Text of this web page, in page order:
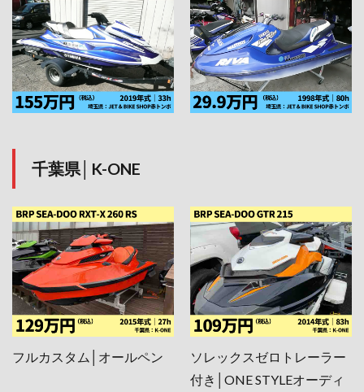
千葉県│K-ONE
フルカスタム│オールペン
ソレックスゼロトレーラー
付き│ONE STYLEオーディ